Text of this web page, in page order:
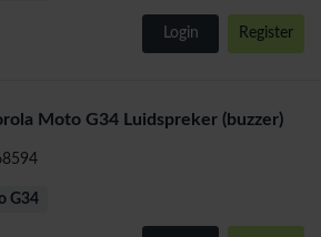
Login Register
Moto G34 Luidspreker (buzzer)
G34